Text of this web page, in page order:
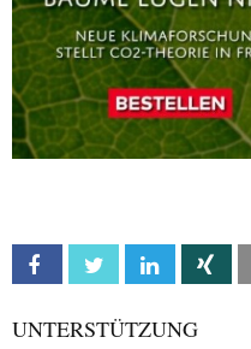
Facebook Twitter Linkedin
UNTERSTÜTZUNG